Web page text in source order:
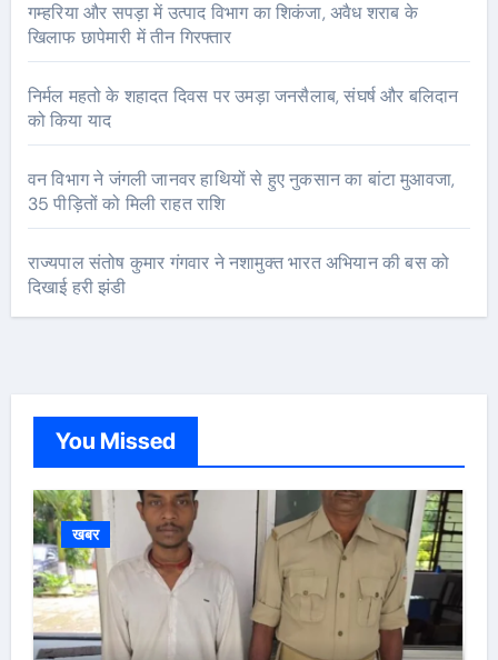
गम्हरिया और सपड़ा में उत्पाद विभाग का शिकंजा, अवैध शराब के
खिलाफ छापेमारी में तीन गिरफ्तार
निर्मल महतो के शहादत दिवस पर उमड़ा जनसैलाब, संघर्ष और बलिदान
को किया याद
वन विभाग ने जंगली जानवर हाथियों से हुए नुकसान का बांटा मुआवजा,
35 पीड़ितों को मिली राहत राशि
राज्यपाल संतोष कुमार गंगवार ने नशामुक्त भारत अभियान की बस को
दिखाई हरी झंडी
You Missed
खबर